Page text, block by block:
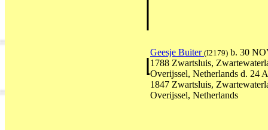
Geesje Buiter (I2179) b. 30
1788 Zwartsluis,
Overijssel, Netherlands d. 24
1847 Zwartsluis,
Overijssel, Netherlands